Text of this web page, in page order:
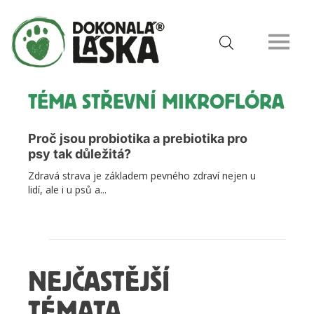
TÉMA STŘEVNÍ MIKROFLÓRA
Proč jsou probiotika a prebiotika pro
psy tak důležitá?
Zdravá strava je základem pevného zdraví nejen u
lidí, ale i u psů a...
NEJČASTĚJŠÍ